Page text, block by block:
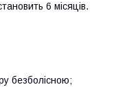
6 місяців.
безболісною;